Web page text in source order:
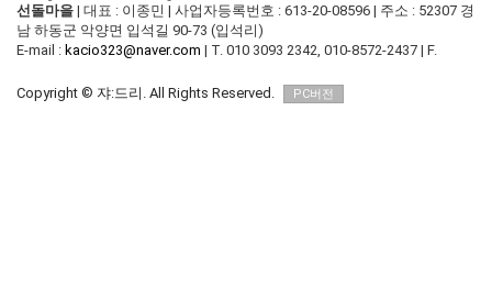
선돌마을 | 대표 : 이종민 | 사업자등록번호 : 613-20-08596 | 주소 : 52307 경
남 하동군 악양면 입석길 90-73 (입석리)
E-mail : kacio323@naver.com | T. 010 3093 2342, 010-8572-2437 | F.
Copyright © 쟈:드리. All Rights Reserved. PC버전